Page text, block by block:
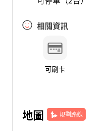
相關資訊
可刷卡
地圖 規劃路線